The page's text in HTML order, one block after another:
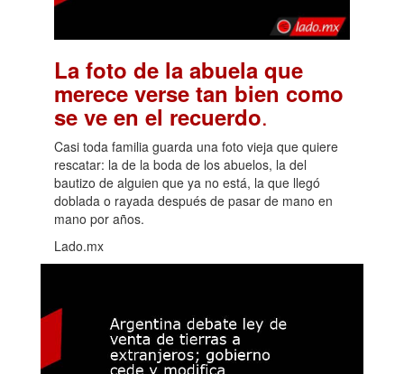
La foto de la abuela que
merece verse tan bien como
se ve en el recuerdo.
Casi toda familia guarda una foto vieja que quiere
rescatar: la de la boda de los abuelos, la del
bautizo de alguien que ya no está, la que llegó
doblada o rayada después de pasar de mano en
mano por años.
Lado.mx